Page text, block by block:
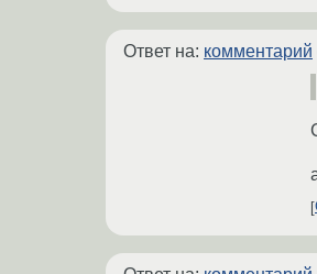
Ответ на: комментарий